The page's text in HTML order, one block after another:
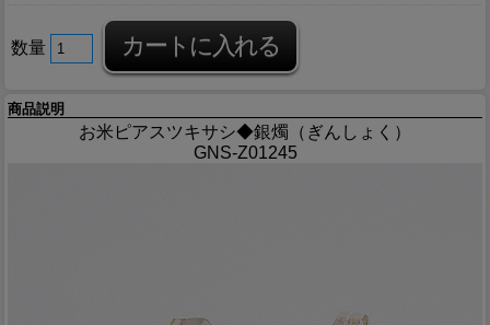
数量
商品説明
お米ピアスツキサシ◆銀燭（ぎんしょく）
GNS-Z01245